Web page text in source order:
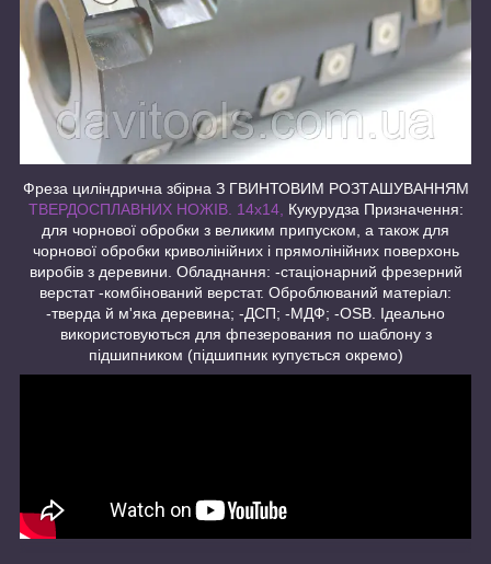
Фреза циліндрична збірна З ГВИНТОВИМ РОЗТАШУВАННЯМ
ТВЕРДОСПЛАВНИХ НОЖІВ. 14х14, Кукурудза Призначення:
для чорнової обробки з великим припуском, а також для
чорнової обробки криволінійних і прямолінійних поверхонь
виробів з деревини. Обладнання: -стаціонарний фрезерний
верстат -комбінований верстат. Оброблюваний матеріал:
-тверда й м'яка деревина; -ДСП; -МДФ; -OSB. Ідеально
використовуються для фпезерования по шаблону з
підшипником (підшипник купується окремо)